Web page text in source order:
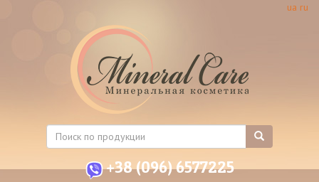
ua ru
+38 (096) 6577225